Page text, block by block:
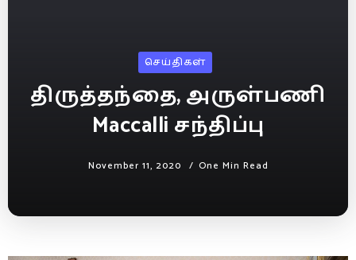
செய்திகள்
திருத்தந்தை, அருள்பணி
Maccalli சந்திப்பு
November 11, 2020 One Min Read